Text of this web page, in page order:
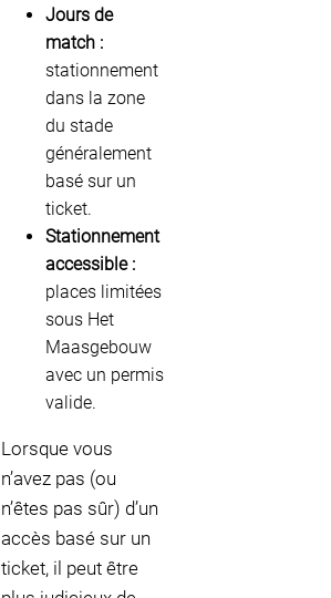
Jours de
match :
stationnement
dans la zone
du stade
généralement
basé sur un
ticket.
Stationnement
accessible :
places limitées
sous Het
Maasgebouw
avec un permis
valide.
Lorsque vous
n’avez pas (ou
n’êtes pas sûr) d’un
accès basé sur un
ticket, il peut être